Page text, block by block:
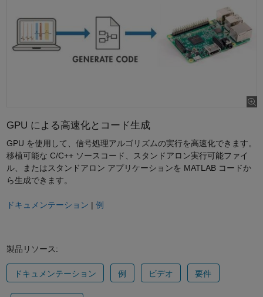
GPU による高速化とコード生成
GPU を使用して、信号処理アルゴリズムの実行を高速化できます。
移植可能な C/C++ ソースコード、スタンドアロン実行可能ファイ
ル、またはスタンドアロン アプリケーションを MATLAB コードか
ら生成できます。
ドキュメンテーション | 例
製品リソース:
ドキュメンテーション 例 ビデオ 要件